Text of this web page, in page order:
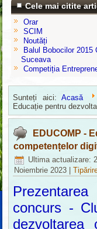
Cele mai citite
Orar
SCIM
Noutăți
Balul Bobocilor 2015
Suceava
Competiția
Sunteți aici: Acasă
Educație pentru
EDUCOMP -
competențelor
Ultima actualizare:
Noiembrie 2023 |
concurs -
dezvoltarea